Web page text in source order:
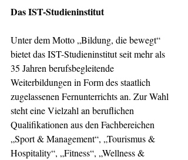
Das IST-Studieninstitut
Unter dem Motto „Bildung, die bewegt“
bietet das IST-Studieninstitut seit mehr als
35 Jahren berufsbegleitende
Weiterbildungen in Form des staatlich
zugelassenen Fernunterrichts an. Zur Wahl
steht eine Vielzahl an beruflichen
Qualifikationen aus den Fachbereichen
„Sport & Management“, „Tourismus &
Hospitality“, „Fitness“, „Wellness &